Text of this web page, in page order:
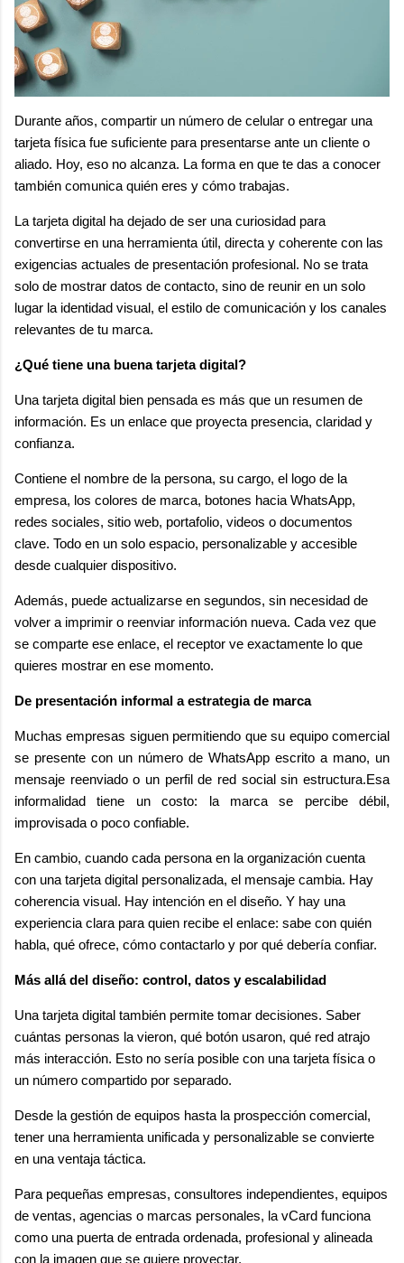
Durante años, compartir un número de celular o entregar una
tarjeta física fue suficiente para presentarse ante un cliente o
aliado. Hoy, eso no alcanza. La forma en que te das a conocer
también comunica quién eres y cómo trabajas.
La tarjeta digital ha dejado de ser una curiosidad para
convertirse en una herramienta útil, directa y coherente con las
exigencias actuales de presentación profesional. No se trata
solo de mostrar datos de contacto, sino de reunir en un solo
lugar la identidad visual, el estilo de comunicación y los canales
relevantes de tu marca.
¿Qué tiene una buena tarjeta digital?
Una tarjeta digital bien pensada es más que un resumen de
información. Es un enlace que proyecta presencia, claridad y
confianza.
Contiene el nombre de la persona, su cargo, el logo de la
empresa, los colores de marca, botones hacia WhatsApp,
redes sociales, sitio web, portafolio, videos o documentos
clave. Todo en un solo espacio, personalizable y accesible
desde cualquier dispositivo.
Además, puede actualizarse en segundos, sin necesidad de
volver a imprimir o reenviar información nueva. Cada vez que
se comparte ese enlace, el receptor ve exactamente lo que
quieres mostrar en ese momento.
De presentación informal a estrategia de marca
Muchas empresas siguen permitiendo que su equipo comercial
se presente con un número de WhatsApp escrito a mano, un
mensaje reenviado o un perfil de red social sin estructura.Esa
informalidad tiene un costo: la marca se percibe débil,
improvisada o poco confiable.
En cambio, cuando cada persona en la organización cuenta
con una tarjeta digital personalizada, el mensaje cambia. Hay
coherencia visual. Hay intención en el diseño. Y hay una
experiencia clara para quien recibe el enlace: sabe con quién
habla, qué ofrece, cómo contactarlo y por qué debería confiar.
Más allá del diseño: control, datos y escalabilidad
Una tarjeta digital también permite tomar decisiones. Saber
cuántas personas la vieron, qué botón usaron, qué red atrajo
más interacción. Esto no sería posible con una tarjeta física o
un número compartido por separado.
Desde la gestión de equipos hasta la prospección comercial,
tener una herramienta unificada y personalizable se convierte
en una ventaja táctica.
Para pequeñas empresas, consultores independientes, equipos
de ventas, agencias o marcas personales, la vCard funciona
como una puerta de entrada ordenada, profesional y alineada
con la imagen que se quiere proyectar.